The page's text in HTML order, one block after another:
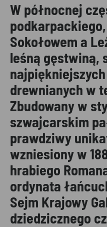
W północnej
Sokołowem a
leśną gęstwiną,
drewnianych w
Zbudowany w
szwajcarskim
prawdziwy
wzniesiony w
hrabiego
ordynata
Sejm Krajowy
dziedzicznego